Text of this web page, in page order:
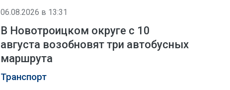
06.08.2026 в 13:31
В Новотроицком округе с 10
августа возобновят три автобусных
маршрута
Транспорт